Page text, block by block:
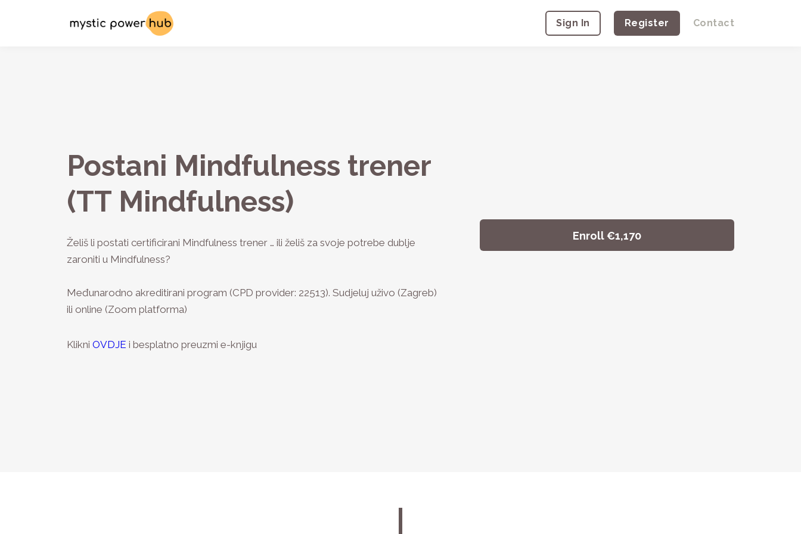
Sign In Register Contact
Postani Mindfulness trener
(TT Mindfulness)
Želiš li postati certificirani Mindfulness trener … ili želiš za svoje potrebe dublje
zaroniti u Mindfulness?
Međunarodno akreditirani program (CPD provider: 22513). Sudjeluj uživo (Zagreb)
ili online (Zoom platforma)
Klikni OVDJE i besplatno preuzmi e-knjigu
Enroll€1,170